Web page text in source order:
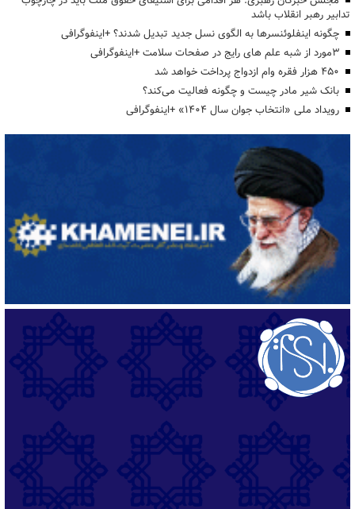
تدابیر رهبر انقلاب باشد
چگونه اینفلوئنسرها به الگوی نسل جدید تبدیل شدند؟ +اینفوگرافی
3مورد از شبه علم های رایج در صفحات سلامت +اینفوگرافی
۴۵۰ هزار فقره وام ازدواج پرداخت خواهد شد
بانک شیر مادر چیست و چگونه فعالیت می‌کند؟
رویداد ملی «انتخاب جوان سال ۱۴۰۴» +اینفوگرافی